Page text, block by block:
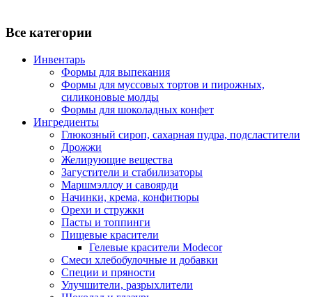
Все категории
Инвентарь
Формы для выпекания
Формы для муссовых тортов и пирожных,
силиконовые молды
Формы для шоколадных конфет
Ингредиенты
Глюкозный сироп, сахарная пудра, подсластители
Дрожжи
Желирующие вещества
Загустители и стабилизаторы
Маршмэллоу и савоярди
Начинки, крема, конфитюры
Орехи и стружки
Пасты и топпинги
Пищевые красители
Гелевые красители Modecor
Смеси хлебобулочные и добавки
Специи и пряности
Улучшители, разрыхлители